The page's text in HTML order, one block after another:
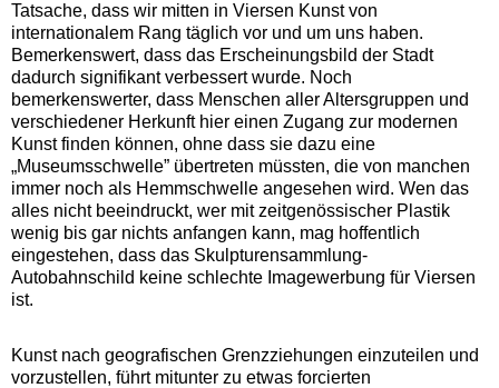
Tatsache, dass wir mitten in Viersen Kunst von
internationalem Rang täglich vor und um uns haben.
Bemerkenswert, dass das Erscheinungsbild der Stadt
dadurch signifikant verbessert wurde. Noch
bemerkenswerter, dass Menschen aller Altersgruppen und
verschiedener Herkunft hier einen Zugang zur modernen
Kunst finden können, ohne dass sie dazu eine
„Museumsschwelle” übertreten müssten, die von manchen
immer noch als Hemmschwelle angesehen wird. Wen das
alles nicht beeindruckt, wer mit zeitgenössischer Plastik
wenig bis gar nichts anfangen kann, mag hoffentlich
eingestehen, dass das Skulpturensammlung-
Autobahnschild keine schlechte Imagewerbung für Viersen
ist.
Kunst nach geografischen Grenzziehungen einzuteilen und
vorzustellen, führt mitunter zu etwas forcierten